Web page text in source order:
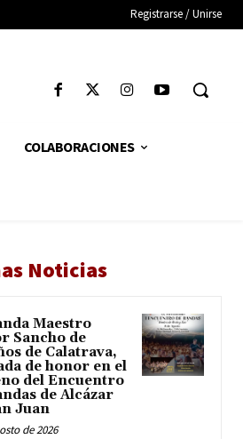
Registrarse / Unirse
COLABORACIONES
Noticias
Maestro
Sancho de
de Calatrava,
de honor en el
del Encuentro
de Alcázar
Juan
de 2026